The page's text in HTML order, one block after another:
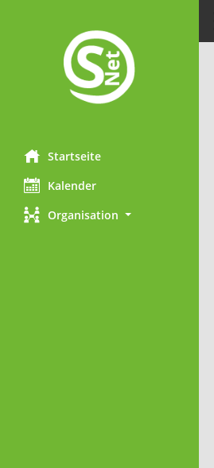
Startseite
Kalender
Organisation